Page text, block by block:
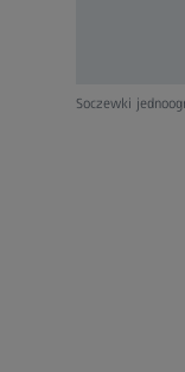
Soczewki